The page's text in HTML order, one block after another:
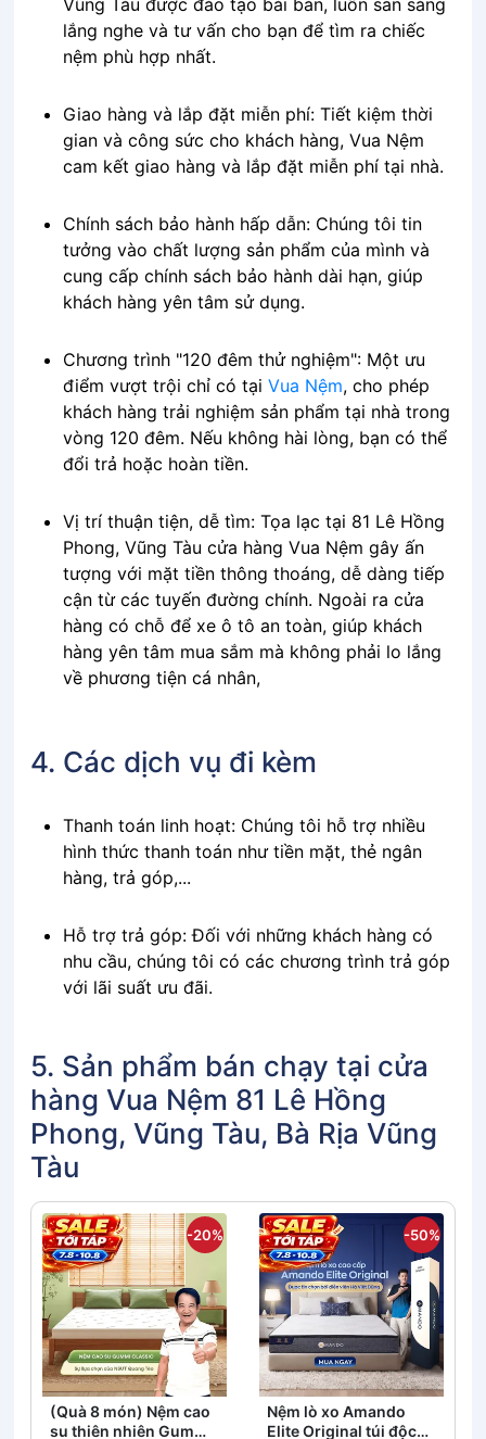
lắng nghe và tư vấn cho bạn để tìm ra chiếc
nệm phù hợp nhất.
Giao hàng và lắp đặt miễn phí: Tiết kiệm thời
gian và công sức cho khách hàng, Vua Nệm
cam kết giao hàng và lắp đặt miễn phí tại nhà.
Chính sách bảo hành hấp dẫn: Chúng tôi tin
tưởng vào chất lượng sản phẩm của mình và
cung cấp chính sách bảo hành dài hạn, giúp
khách hàng yên tâm sử dụng.
Chương trình "120 đêm thử nghiệm": Một ưu
điểm vượt trội chỉ có tạiVua Nệm, cho phép
khách hàng trải nghiệm sản phẩm tại nhà trong
vòng 120 đêm. Nếu không hài lòng, bạn có thể
đổi trả hoặc hoàn tiền.
Vị trí thuận tiện, dễ tìm: Tọa lạc tại 81 Lê Hồng
Phong, Vũng Tàu cửa hàng Vua Nệm gây ấn
tượng với mặt tiền thông thoáng, dễ dàng tiếp
cận từ các tuyến đường chính. Ngoài ra cửa
hàng có chỗ để xe ô tô an toàn, giúp khách
hàng yên tâm mua sắm mà không phải lo lắng
về phương tiện cá nhân,
4. Các dịch vụ đi kèm
Thanh toán linh hoạt: Chúng tôi hỗ trợ nhiều
hình thức thanh toán như tiền mặt, thẻ ngân
hàng, trả góp,...
Hỗ trợ trả góp: Đối với những khách hàng có
nhu cầu, chúng tôi có các chương trình trả góp
với lãi suất ưu đãi.
5. Sản phẩm bán chạy tại cửa
hàng Vua Nệm 81 Lê Hồng
Phong, Vũng Tàu, Bà Rịa Vũng
Tàu
-20%
(Quà 8 món) Nệm cao
su thiên nhiên Gummi
-50%
Nệm lò xo Amando
Elite Original túi độc